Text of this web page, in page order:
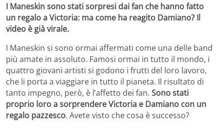
I Maneskin sono stati sorpresi dai fan che hanno fatto
un regalo a Victoria: ma come ha reagito Damiano? Il
video è già virale.
I Maneskin si sono ormai affermati come una delle band
più amate in assoluto. Famosi ormai in tutto il mondo, i
quattro giovani artisti si godono i frutti del loro lavoro,
che li porta a viaggiare in tutto il pianeta. Il risultato di
tanto impegno, però, è l’affetto dei fan. Sono stati
proprio loro a sorprendere Victoria e Damiano con un
regalo pazzesco. Avete visto che cosa è successo?